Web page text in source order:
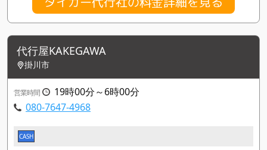
代行屋KAKEGAWA
掛川市
営業時間
19時00分～6時00分
080-7647-4968
CASH